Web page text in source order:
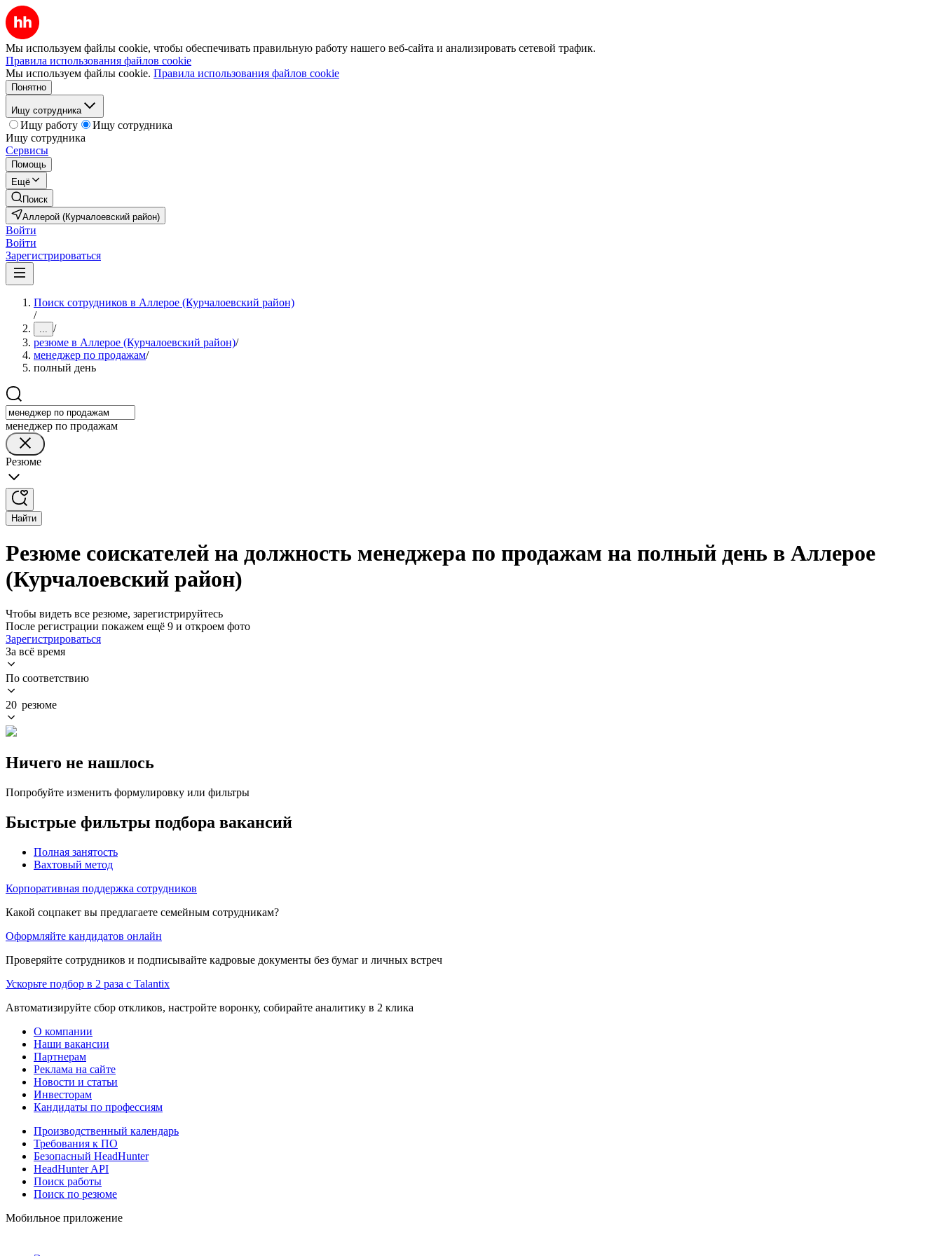
Мы используем файлы cookie, чтобы обеспечивать правильную работу нашего веб-сайта и анализировать сетевой трафик.
Правила использования файлов cookie
Мы используем файлы cookie. Правила использования файлов cookie
Понятно
Ищу сотрудника
Ищу работу
Ищу сотрудника
Ищу сотрудника
Сервисы
Помощь
Ещё
Поиск
Аллерой (Курчалоевский район)
Войти
Войти
Зарегистрироваться
Поиск сотрудников в Аллерое (Курчалоевский район)
/
... /
резюме в Аллерое (Курчалоевский район)/
менеджер по продажам/
полный день
менеджер по продажам
Резюме
Найти
Резюме соискателей на должность менеджера по продажам на полный день в Аллерое
(Курчалоевский район)
Чтобы видеть все резюме, зарегистрируйтесь
После регистрации покажем ещё 9 и откроем фото
Зарегистрироваться
За всё время
По соответствию
20 резюме
Ничего не нашлось
Попробуйте изменить формулировку или фильтры
Быстрые фильтры подбора вакансий
Полная занятость
Вахтовый метод
Корпоративная поддержка сотрудников
Какой соцпакет вы предлагаете семейным сотрудникам?
Оформляйте кандидатов онлайн
Проверяйте сотрудников и подписывайте кадровые документы без бумаг и личных встреч
Ускорьте подбор в 2 раза с Talantix
Автоматизируйте сбор откликов, настройте воронку, собирайте аналитику в 2 клика
О компании
Наши вакансии
Партнерам
Реклама на сайте
Новости и статьи
Инвесторам
Кандидаты по профессиям
Производственный календарь
Требования к ПО
Безопасный HeadHunter
HeadHunter API
Поиск работы
Поиск по резюме
Мобильное приложение